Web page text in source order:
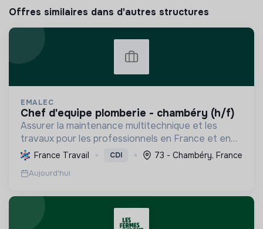
Offres similaires dans d'autres structures
EMALEC
chef d'equipe plomberie - chambéry (h/f)
Assurer la maintenance multitechnique et les
travaux pour les professionnels en France et en
Europe, en intégrant des solutions durables et en
promouvant un environnement de travail éthique
et inclusi...
France Travail CDI 73 - Chambéry, France
Aujourd'hui